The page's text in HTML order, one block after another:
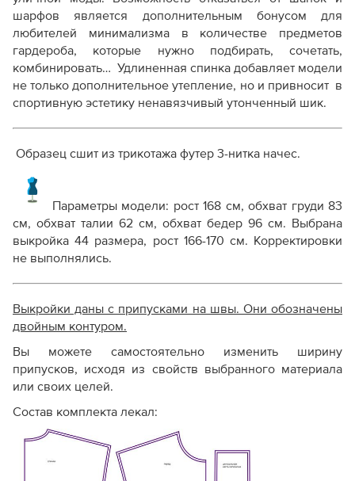
шарфов является дополнительным бонусом для
любителей минимализма в количестве предметов
гардероба, которые нужно подбирать, сочетать,
комбинировать… Удлиненная спинка добавляет модели
не только дополнительное утепление, но и привносит в
спортивную эстетику ненавязчивый утонченный шик.
Образец сшит из трикотажа футер 3-нитка начес.
Параметры модели: рост 168 см, обхват груди 83
см, обхват талии 62 см, обхват бедер 96 см. Выбрана
выкройка 44 размера, рост 166-170 см. Корректировки
не выполнялись.
Выкройки даны с припусками на швы. Они обозначены
двойным контуром.
Вы можете самостоятельно изменить ширину
припусков, исходя из свойств выбранного материала
или своих целей.
Состав комплекта лекал: